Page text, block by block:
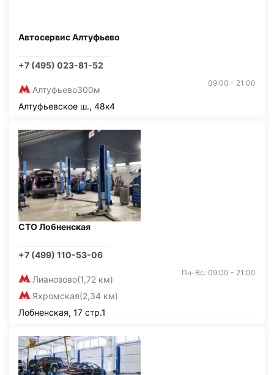
Автосервис Алтуфьево
+7 (495) 023-81-52
Алтуфьево300м
09:00 - 21:00
Алтуфьевское ш., 48к4
СТО Лобненская
+7 (499) 110-53-06
Лианозово(1,72 км)
Яхромская(2,34 км)
Пн-Вс: 09:00 - 21:00
Лобненская, 17 стр.1